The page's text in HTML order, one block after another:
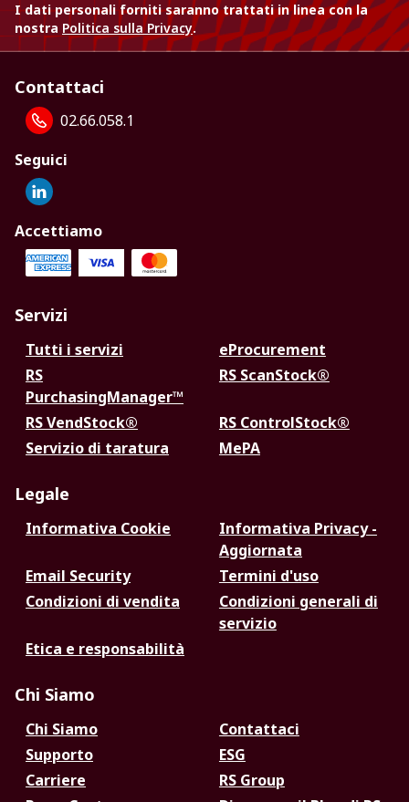
I dati personali forniti saranno trattati in linea con la
nostra Politica sulla Privacy.
Contattaci
02.66.058.1
Seguici
Accettiamo
Servizi
Tutti i servizi
eProcurement
RS
PurchasingManager™
RS ScanStock®
RS VendStock®
RS ControlStock®
Servizio di taratura
MePA
Legale
Informativa Cookie
Informativa Privacy -
Aggiornata
Email Security
Termini d'uso
Condizioni di vendita
Condizioni generali di
servizio
Etica e responsabilità
Chi Siamo
Chi Siamo
Contattaci
Supporto
ESG
Carriere
RS Group